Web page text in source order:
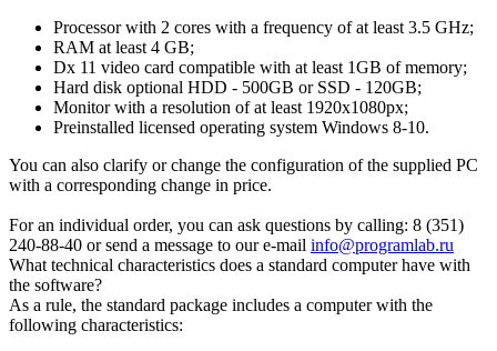
Processor with 2 cores with a frequency of at least 3.5 GHz;
RAM at least 4 GB;
Dx 11 video card compatible with at least 1GB of memory;
Hard disk optional HDD - 500GB or SSD - 120GB;
Monitor with a resolution of at least 1920x1080px;
Preinstalled licensed operating system Windows 8-10.
You can also clarify or change the configuration of the supplied PC
with a corresponding change in price.
For an individual order, you can ask questions by calling: 8 (351)
240-88-40 or send a message to our e-mail info@programlab.ru
What technical characteristics does a standard computer have with
the software?
As a rule, the standard package includes a computer with the
following characteristics: